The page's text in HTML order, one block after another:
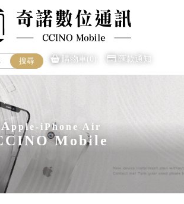
購物車(0) 匯款通知
Apple-iPhone Air